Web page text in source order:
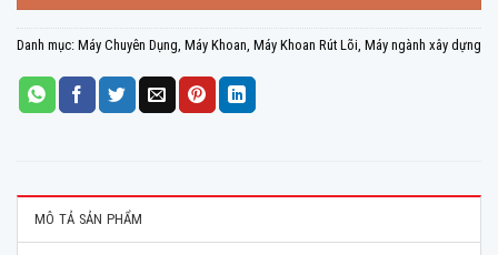
Danh mục: Máy Chuyên Dụng, Máy Khoan, Máy Khoan Rút Lõi, Máy ngành xây dựng
MÔ TẢ SẢN PHẨM